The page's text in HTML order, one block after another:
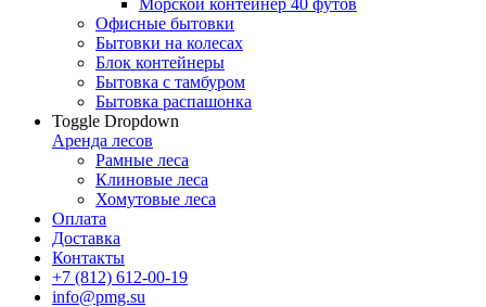
Морской контейнер 40 футов
Офисные бытовки
Бытовки на колесах
Блок контейнеры
Бытовка с тамбуром
Бытовка распашонка
Toggle Dropdown
Аренда лесов
Рамные леса
Клиновые леса
Хомутовые леса
Оплата
Доставка
Контакты
+7 (812) 612-00-19
info@pmg.su